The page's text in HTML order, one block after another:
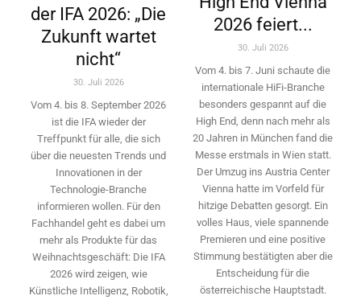
der IFA 2026: „Die
Zukunft wartet
nicht“
30. Juli 2026
Vom 4. bis 8. September 2026
ist die IFA wieder der
Treffpunkt für alle, die sich
über die neuesten Trends und
Innovationen in der
Technologie-­Branche
informieren wollen. Für den
Fachhandel geht es dabei um
mehr als Produkte für das
Weihnachtsgeschäft: Die IFA
2026 wird ­zeigen, wie
Künstliche Intelligenz, Robotik,
2026 feiert...
30. Juli 2026
Vom 4. bis 7. Juni schaute die
internationale HiFi-Branche
besonders gespannt auf die
High End, denn nach mehr als
20 Jahren in München fand die
Messe erstmals in Wien statt.
Der Umzug ins Austria Center
Vienna hatte im Vorfeld für
hitzige Debatten gesorgt. Ein
volles Haus, viele spannende
Premieren und eine positive
Stimmung bestätigten aber die
Entscheidung für die
österreichische Hauptstadt.